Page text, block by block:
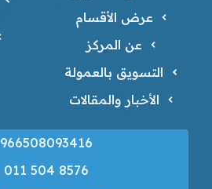
عرض الأقسام
عن المركز
التسويق بالعمولة
الأخبار والمقالات
966508093416
‎011 504 8576